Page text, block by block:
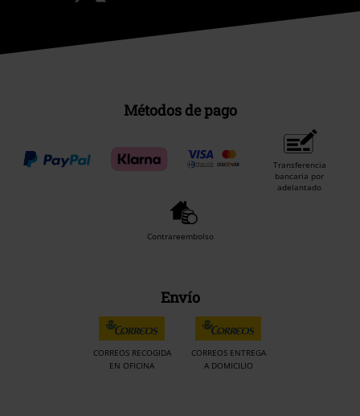
Métodos de pago
Transferencia
bancaria por
adelantado
Contrareembolso
Envío
CORREOS RECOGIDA
EN OFICINA
CORREOS ENTREGA
A DOMICILIO